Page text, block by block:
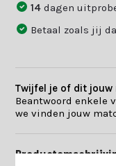
14dagen
Betaal zoals jij
Twijfel je of dit jouw
Beantwoord enkele
we vinden jouw